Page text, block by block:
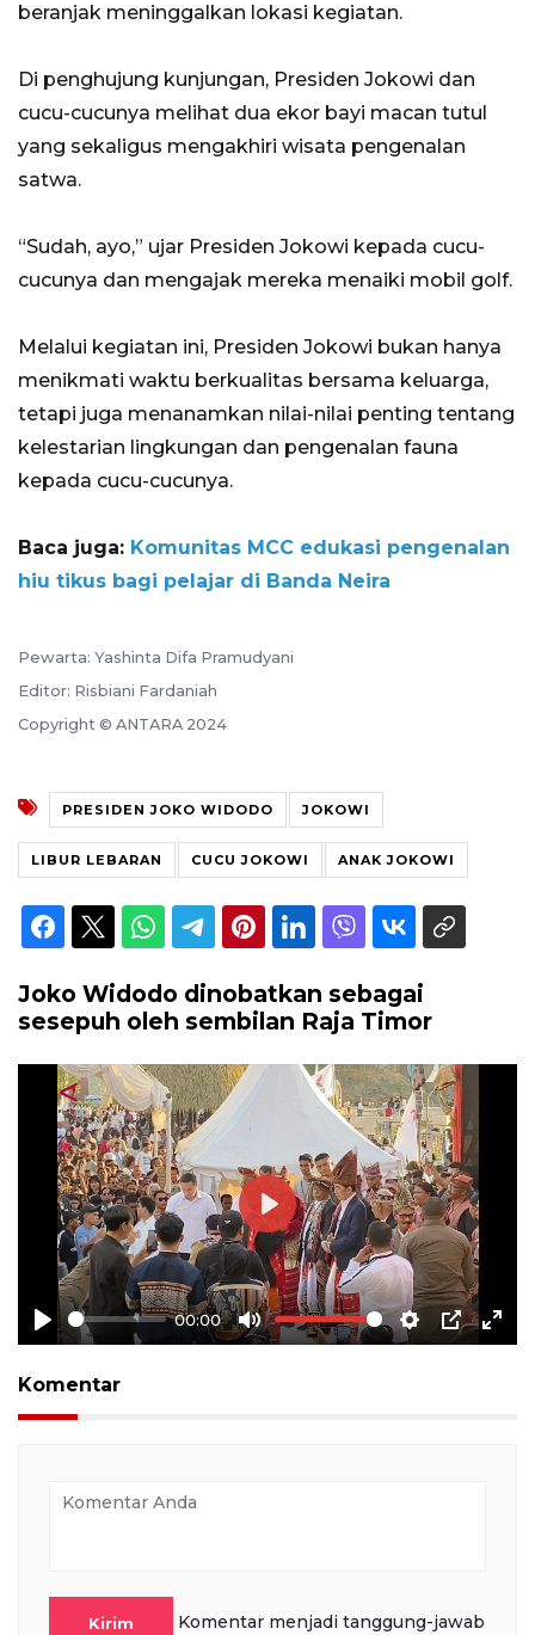
beranjak meninggalkan lokasi kegiatan.
Di penghujung kunjungan, Presiden Jokowi dan
cucu-cucunya melihat dua ekor bayi macan tutul
yang sekaligus mengakhiri wisata pengenalan
satwa.
“Sudah, ayo,” ujar Presiden Jokowi kepada cucu-
cucunya dan mengajak mereka menaiki mobil golf.
Melalui kegiatan ini, Presiden Jokowi bukan hanya
menikmati waktu berkualitas bersama keluarga,
tetapi juga menanamkan nilai-nilai penting tentang
kelestarian lingkungan dan pengenalan fauna
kepada cucu-cucunya.
Baca juga: Komunitas MCC edukasi pengenalan
hiu tikus bagi pelajar di Banda Neira
Pewarta: Yashinta Difa Pramudyani
Editor: Risbiani Fardaniah
Copyright © ANTARA 2024
PRESIDEN JOKO WIDODO JOKOWI
LIBUR LEBARAN CUCU JOKOWI ANAK JOKOWI
Joko Widodo dinobatkan sebagai
sesepuh oleh sembilan Raja Timor
Play
00:00
Mute Settings
PIP
Play
Komentar
Kirim
Komentar menjadi tanggung-jawab